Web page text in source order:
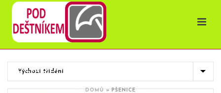
OBCHOD
DOMŮ»PŠENICE